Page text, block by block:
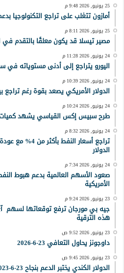
25 يونيو, 2026 9:48 م
أمازون تتغلب على تراجع التكنولوجيا
25 يونيو, 2026 8:11 م
مصير تيسلا قد يكون معلقًا بالتقدم في
24 يونيو, 2026 11:28 م
اليورو يتراجع إلى أدنى مستوياته في
24 يونيو, 2026 10:39 م
الدولار الأمريكي يصعد بقوة رغم تراجع
24 يونيو, 2026 10:24 م
طرح سبيس إكس القياسي يشهد كميات
24 يونيو, 2026 8:32 م
تراجع أسعار النفط
الدولار
24 يونيو, 2026 7:34 م
صعود الأسهم العالمية بدعم هبوط
الأمريكية
23 يونيو, 2026 9:24 م
جيه بي مورجان ترفع توقعاتها لسهم
هذه الترقية
23 يونيو, 2026 9:52 ص
داوجونز يحاول التعافي 23-6-2026
23 يونيو, 2026 9:45 ص
الدولار الكندي يختبر الدعم بنجاح 23-6-2023